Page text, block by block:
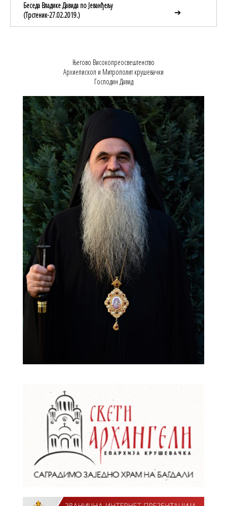
Беседа Владике Давида по Јеванђељу
(Трстеник-27.02.2019.)
➔
Његово Високопреосвештенство
Архиепископ и Митрополит крушевачки
Господин Давид